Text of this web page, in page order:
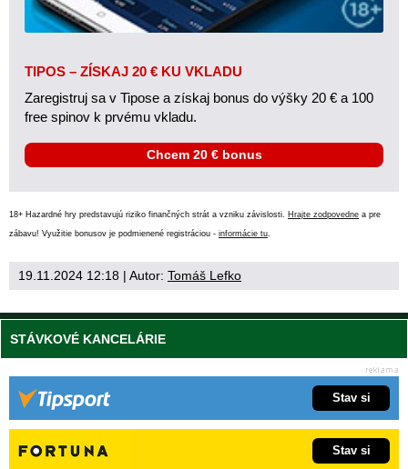
TIPOS – ZÍSKAJ 20 € KU VKLADU
Zaregistruj sa v Tipose a získaj bonus do výšky 20 € a 100
free spinov k prvému vkladu.
Chcem 20 € bonus
18+ Hazardné hry predstavujú riziko finančných strát a vzniku závislosti. Hrajte zodpovedne a pre
zábavu! Využitie bonusov je podmienené registráciou - informácie tu
19.11.2024 12:18 | Autor: Tomáš Lefko
STÁVKOVÉ KANCELÁRIE
Stav si
Stav si